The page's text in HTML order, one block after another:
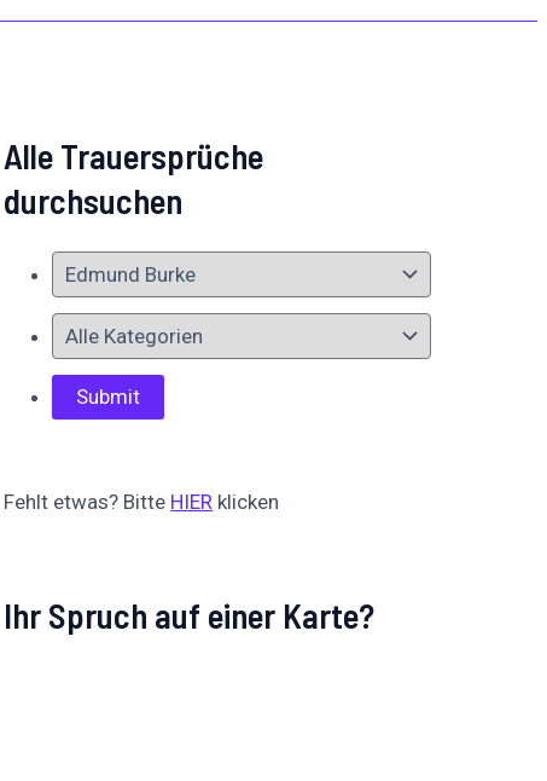
Alle Trauersprüche
durchsuchen
Fehlt etwas? Bitte HIER klicken
Ihr Spruch auf einer Karte?